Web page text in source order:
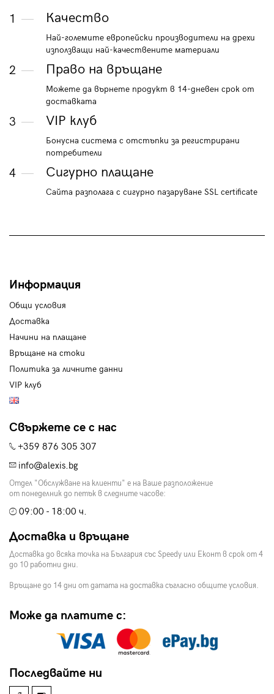
1 Качество
Най-големите европейски производители на дрехи
използващи най-качествените материали
2 Право на връщане
Можете да върнете продукт в 14-дневен срок от
доставката
3 VIP клуб
Бонусна система с отстъпки за регистрирани
потребители
4 Сигурно плащане
Сайта разполага с сигурно пазаруване SSL certificate
Информация
Общи условия
Доставка
Начини на плащане
Връщане на стоки
Политика за личните данни
VIP клуб
Свържете се с нас
+359 876 305 307
info@alexis.bg
Отдел "Обслужване на клиенти" е на Ваше разположение
от понеделник до петък в следните часове:
09:00 - 18:00 ч.
Доставка и връщане
Доставка до всяка точка на България със Speedy или Еконт в срок от 4
до 10 работни дни.
Връщане до 14 дни от датата на доставка съгласно общите условия.
Може да платите с:
Последвайте ни